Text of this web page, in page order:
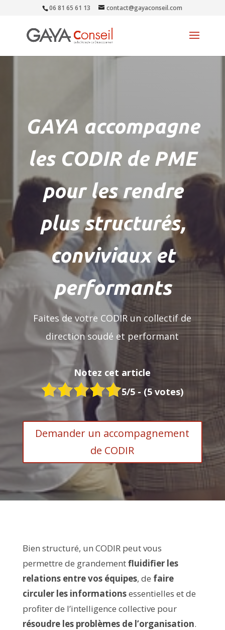
06 81 65 61 13 contact@gayaconseil.com
GAYA accompagne
les CODIR de PME
pour les rendre
plus structurés,
conviviaux et
performants
Faites de votre CODIR un collectif de
direction soudé et performant
Notez cet article
5/5 - (5 votes)
Demander un accompagnement
de CODIR
Bien structuré, un CODIR peut vous
permettre de grandementfluidifier les
relations entre vos équipes, de faire
circuler les informationsessentielles et de
profiter de l’intelligence collective pour
résoudre les problèmes de l’organisation.